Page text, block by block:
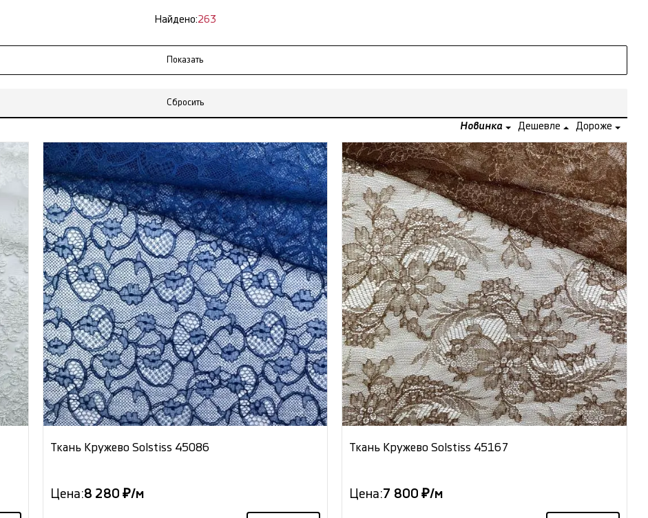
Найдено:263
Сбросить
Новинка Дешевле Дороже
Ткань Кружево Solstiss 45086
Цена:8 280 ₽/м
Ткань Кружево Solstiss 45167
Цена:7 800 ₽/м